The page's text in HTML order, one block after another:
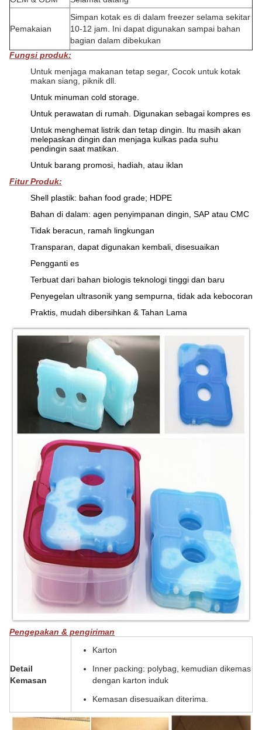
Pemakaian
Simpan kotak es di dalam freezer selama sekitar
10-12 jam.
Ini dapat digunakan sampai bahan
bagian dalam dibekukan
Fungsi produk:
Untuk menjaga makanan tetap segar, Cocok untuk kotak
makan siang, piknik dll.
Untuk minuman cold storage.
Untuk perawatan di rumah. Digunakan sebagai kompres es
Untuk menghemat listrik dan tetap dingin. Itu masih akan
melepaskan dingin dan menjaga kulkas pada suhu
pendingin saat matikan.
Untuk barang promosi, hadiah, atau iklan
Fitur Produk:
Shell plastik: bahan food grade; HDPE
Bahan di dalam: agen penyimpanan dingin, SAP atau CMC
Tidak beracun, ramah lingkungan
Transparan, dapat digunakan kembali, disesuaikan
Pengganti es
Terbuat dari bahan biologis teknologi tinggi dan baru
Penyegelan ultrasonik yang sempurna, tidak ada kebocoran
Praktis, mudah dibersihkan & Tahan Lama
Pengepakan & pengiriman
Detail
Kemasan
Karton
Inner packing: polybag, kemudian dikemas
dengan karton induk
Kemasan disesuaikan diterima.